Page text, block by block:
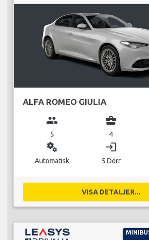
ALFA ROMEO GIULIA
group
5
business_center
4
miscellaneous_services
Automatisk
login
5 Dörr
VISA DETALJER...